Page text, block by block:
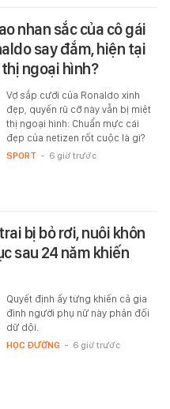
nhan sắc của cô gái
say đắm, hiện tại
ngoại hình?
Vợ sắp cưới của Ronaldo xinh
đẹp, quyến rũ cỡ này vẫn bị miệt
thị ngoại hình: Chuẩn mực cái
đẹp của netizen rốt cuộc là gì?
SPORT - 6 giờ trước
bị bỏ rơi, nuôi khôn
sau 24 năm khiến
Quyết định ấy từng khiến cả gia
đình người phụ nữ này phản đối
dữ dội.
HỌC ĐƯỜNG - 6 giờ trước